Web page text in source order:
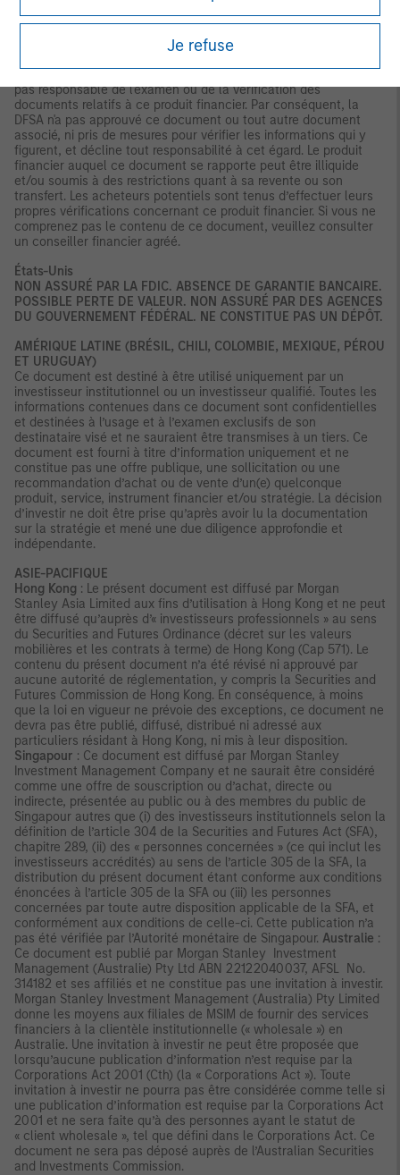
Je refuse
document n’est pas destiné à être distribué aux clients
particuliers, et ceux-ci ne doivent pas agir sur la base des
informations contenues dans ce document. Ce document
pas responsable de l'examen ou de la vérification des
documents relatifs à ce produit financier. Par conséquent, la
DFSA n'a pas approuvé ce document ou tout autre document
associé, ni pris de mesures pour vérifier les informations qui y
figurent, et décline tout responsabilité à cet égard. Le produit
financier auquel ce document se rapporte peut être illiquide
et/ou soumis à des restrictions quant à sa revente ou son
transfert. Les acheteurs potentiels sont tenus d’effectuer leurs
propres vérifications concernant ce produit financier. Si vous ne
comprenez pas le contenu de ce document, veuillez consulter
un conseiller financier agréé.
États-Unis
NON ASSURÉ PAR LA FDIC. ABSENCE DE GARANTIE BANCAIRE.
POSSIBLE PERTE DE VALEUR. NON ASSURÉ PAR DES AGENCES
DU GOUVERNEMENT FÉDÉRAL. NE CONSTITUE PAS UN DÉPÔT.
AMÉRIQUE LATINE (BRÉSIL, CHILI, COLOMBIE, MEXIQUE, PÉROU
ET URUGUAY)
Ce document est destiné à être utilisé uniquement par un
investisseur institutionnel ou un investisseur qualifié. Toutes les
informations contenues dans ce document sont confidentielles
et destinées à l’usage et à l’examen exclusifs de son
destinataire visé et ne sauraient être transmises à un tiers. Ce
document est fourni à titre d’information uniquement et ne
constitue pas une offre publique, une sollicitation ou une
recommandation d’achat ou de vente d’un(e) quelconque
produit, service, instrument financier et/ou stratégie. La décision
d’investir ne doit être prise qu’après avoir lu la documentation
sur la stratégie et mené une due diligence approfondie et
indépendante.
ASIE-PACIFIQUE
Hong Kong : Le présent document est diffusé par Morgan
Stanley Asia Limited aux fins d’utilisation à Hong Kong et ne peut
être diffusé qu’auprès d’« investisseurs professionnels » au sens
du Securities and Futures Ordinance (décret sur les valeurs
mobilières et les contrats à terme) de Hong Kong (Cap 571). Le
contenu du présent document n’a été révisé ni approuvé par
aucune autorité de réglementation, y compris la Securities and
Futures Commission de Hong Kong. En conséquence, à moins
que la loi en vigueur ne prévoie des exceptions, ce document ne
devra pas être publié, diffusé, distribué ni adressé aux
particuliers résidant à Hong Kong, ni mis à leur disposition.
Singapour : Ce document est diffusé par Morgan Stanley
Investment Management Company et ne saurait être considéré
comme une offre de souscription ou d’achat, directe ou
indirecte, présentée au public ou à des membres du public de
Singapour autres que (i) des investisseurs institutionnels selon la
définition de l’article 304 de la Securities and Futures Act (SFA),
chapitre 289, (ii) des « personnes concernées » (ce qui inclut les
investisseurs accrédités) au sens de l’article 305 de la SFA, la
distribution du présent document étant conforme aux conditions
énoncées à l’article 305 de la SFA ou (iii) les personnes
concernées par toute autre disposition applicable de la SFA, et
conformément aux conditions de celle-ci. Cette publication n’a
pas été vérifiée par l’Autorité monétaire de Singapour. Australie :
Ce document est publié par Morgan Stanley Investment
Management (Australie) Pty Ltd ABN 22122040037, AFSL No.
314182 et ses affiliés et ne constitue pas une invitation à investir.
Morgan Stanley Investment Management (Australia) Pty Limited
donne les moyens aux filiales de MSIM de fournir des services
financiers à la clientèle institutionnelle (« wholesale ») en
Australie. Une invitation à investir ne peut être proposée que
lorsqu’aucune publication d’information n’est requise par la
Corporations Act 2001 (Cth) (la « Corporations Act »). Toute
invitation à investir ne pourra pas être considérée comme telle si
une publication d’information est requise par la Corporations Act
2001 et ne sera faite qu’à des personnes ayant le statut de
« client wholesale », tel que défini dans le Corporations Act. Ce
document ne sera pas déposé auprès de l’Australian Securities
and Investments Commission.